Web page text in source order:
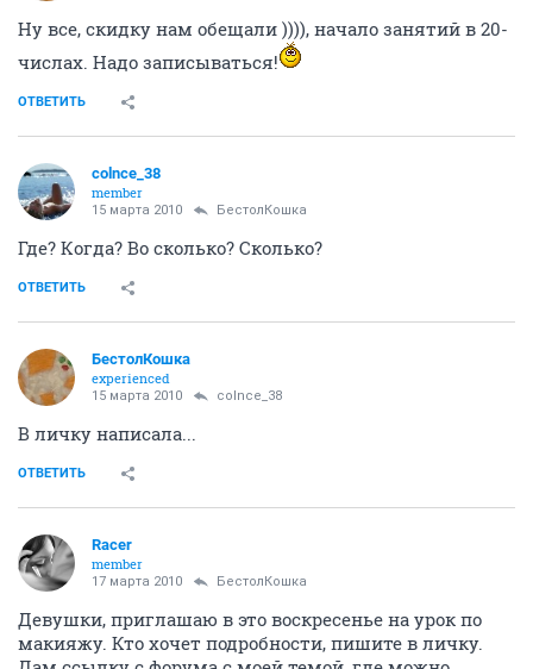
Ну все, скидку нам обещали )))), начало занятий в 20-
числах. Надо записываться!
ОТВЕТИТЬ
colnce_38
member
15 марта 2010 БестолКошка
Где? Когда? Во сколько? Сколько?
ОТВЕТИТЬ
БестолКошка
experienced
15 марта 2010 colnce_38
В личку написала...
ОТВЕТИТЬ
Racer
member
17 марта 2010 БестолКошка
Девушки, приглашаю в это воскресенье на урок по
макияжу. Кто хочет подробности, пишите в личку.